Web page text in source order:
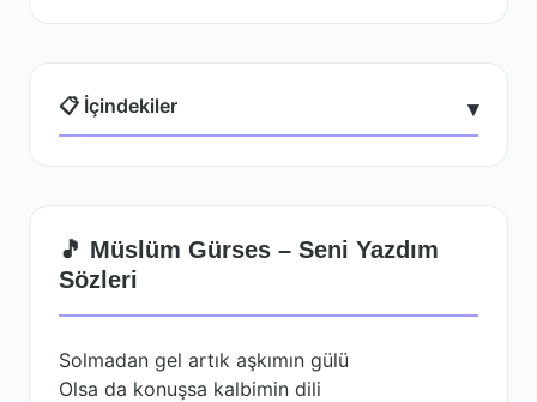
📋 İçindekiler ▾
🎵 Müslüm Gürses – Seni Yazdım
Sözleri
Solmadan gel artık aşkımın gülü
Olsa da konuşsa kalbimin dili